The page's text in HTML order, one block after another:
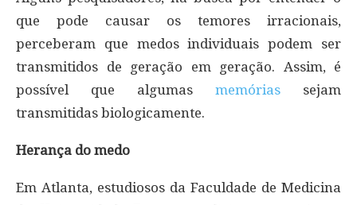
que pode causar os temores irracionais,
perceberam que medos individuais podem ser
transmitidos de geração em geração. Assim, é
possível que algumas memórias sejam
transmitidas biologicamente.
Herança do medo
Em Atlanta, estudiosos da Faculdade de Medicina